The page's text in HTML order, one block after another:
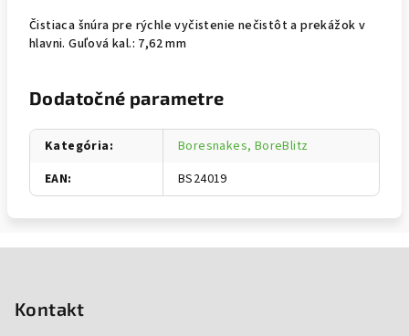
Čistiaca šnúra pre rýchle vyčistenie nečistôt a prekážok v
hlavni. Guľová kal.: 7,62 mm
Dodatočné parametre
Kategória:
Boresnakes, BoreBlitz
EAN: BS24019
Kontakt